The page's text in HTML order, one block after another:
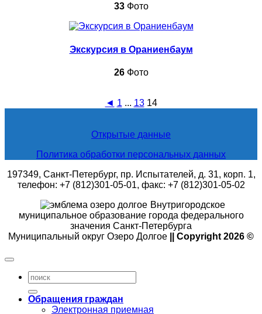
33Фото
Экскурсия в Ораниенбаум
26Фото
◄ 1 ... 13 14
Открытые данные
Политика обработки персональных данных
197349, Санкт-Петербург, пр. Испытателей, д. 31, корп. 1,
телефон: +7 (812)301-05-01, факс: +7 (812)301-05-02
Внутригородское
муниципальное образование города федерального
значения Санкт-Петербурга
Муниципальный округ Озеро Долгое
|| Copyright 2026 ©
Обращения граждан
Электронная приемная